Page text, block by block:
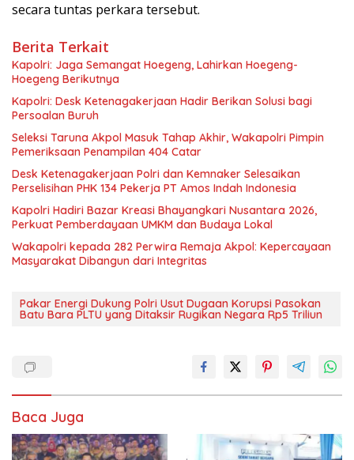
secara tuntas perkara tersebut.
Berita Terkait
Kapolri: Jaga Semangat Hoegeng, Lahirkan Hoegeng-
Hoegeng Berikutnya
Kapolri: Desk Ketenagakerjaan Hadir Berikan Solusi bagi
Persoalan Buruh
Seleksi Taruna Akpol Masuk Tahap Akhir, Wakapolri Pimpin
Pemeriksaan Penampilan 404 Catar
Desk Ketenagakerjaan Polri dan Kemnaker Selesaikan
Perselisihan PHK 134 Pekerja PT Amos Indah Indonesia
Kapolri Hadiri Bazar Kreasi Bhayangkari Nusantara 2026,
Perkuat Pemberdayaan UMKM dan Budaya Lokal
Wakapolri kepada 282 Perwira Remaja Akpol: Kepercayaan
Masyarakat Dibangun dari Integritas
Pakar Energi Dukung Polri Usut Dugaan Korupsi Pasokan
Batu Bara PLTU yang Ditaksir Rugikan Negara Rp5 Triliun
Baca Juga